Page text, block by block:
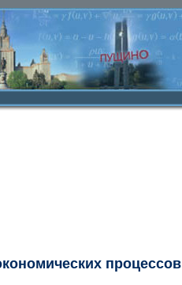
процессов